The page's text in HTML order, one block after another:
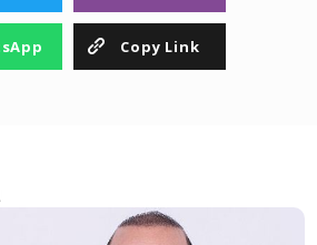
Copy Link